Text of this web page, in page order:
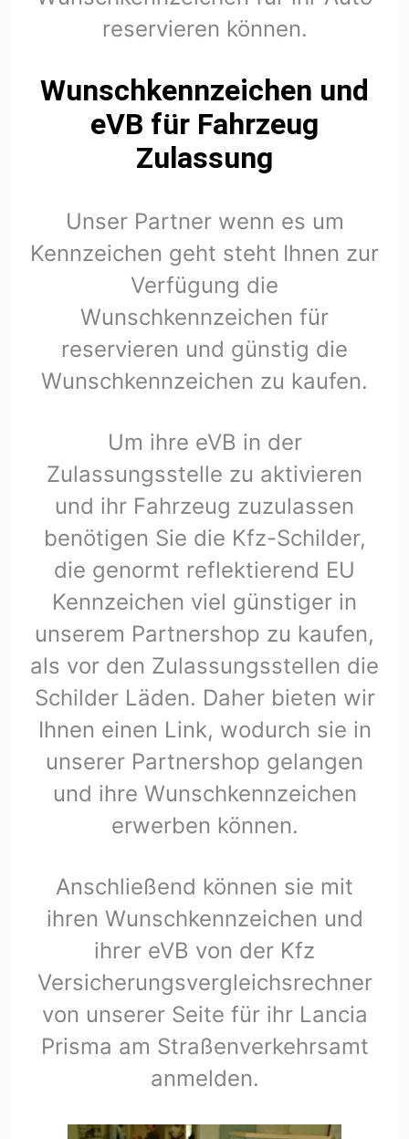
reservieren können.
Wunschkennzeichen und
eVB für Fahrzeug
Zulassung
Unser Partner wenn es um
Kennzeichen geht steht Ihnen zur
Verfügung die
Wunschkennzeichen für
reservieren und günstig die
Wunschkennzeichen zu kaufen.
Um ihre eVB in der
Zulassungsstelle zu aktivieren
und ihr Fahrzeug zuzulassen
benötigen Sie die Kfz-Schilder,
die genormt reflektierend EU
Kennzeichen viel günstiger in
unserem Partnershop zu kaufen,
als vor den Zulassungsstellen die
Schilder Läden. Daher bieten wir
Ihnen einen Link, wodurch sie in
unserer Partnershop gelangen
und ihre Wunschkennzeichen
erwerben können.
Anschließend können sie mit
ihren Wunschkennzeichen und
ihrer eVB von der Kfz
Versicherungsvergleichsrechner
von unserer Seite für ihr Lancia
Prisma am Straßenverkehrsamt
anmelden.